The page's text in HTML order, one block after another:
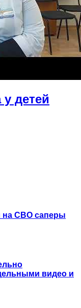
детей
на СВО саперы
видео и